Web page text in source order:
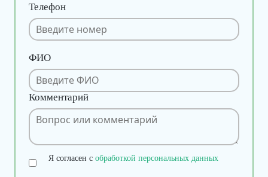
Телефон
ФИО
Комментарий
Я согласен с обработкой персональных данных